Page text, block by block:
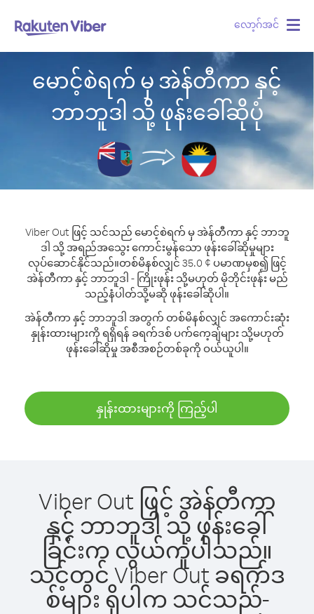
လော့ဂ်အင်
မောင့်စဲရက် မှ အဲန်တီကာ နှင့်
ဘာဘူဒါ သို့ ဖုန်းခေါ်ဆိုပုံ
Viber Out ဖြင့် သင်သည် မောင့်စဲရက် မှ အဲန်တီကာ နှင့် ဘာဘူ
ဒါ သို့ အရည်အသွေး ကောင်းမွန်သော ဖုန်းခေါ်ဆိုမှုများ
လုပ်ဆောင်နိုင်သည်။တစ်မိနစ်လျှင် 35.0 ¢ ပမာဏမှစ၍ ဖြင့်
အဲန်တီကာ နှင့် ဘာဘူဒါ - ကြိုးဖုန်း သို့မဟုတ် မိုဘိုင်းဖုန်း မည်
သည့်နံပါတ်သို့မဆို ဖုန်းခေါ်ဆိုပါ။
အဲန်တီကာ နှင့် ဘာဘူဒါ အတွက် တစ်မိနစ်လျှင် အကောင်းဆုံး
နှုန်းထားများကို ရရှိရန် ခရက်ဒစ် ပက်ကေ့ချ်များ သို့မဟုတ်
ဖုန်းခေါ်ဆိုမှု အစီအစဉ်တစ်ခုကို ဝယ်ယူပါ။
နှုန်းထားများကို ကြည့်ပါ
Viber Out ဖြင့် အဲန်တီကာ
နှင့် ဘာဘူဒါ သို့ ဖုန်းခေါ်
ခြင်းက လွယ်ကူပါသည်။
သင့်တွင် Viber Out ခရက်ဒ
စ်များ ရှိပါက သင်သည်-